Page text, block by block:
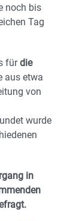
noch bis
Tag
fürdie
aus etwa
von
wurde
in